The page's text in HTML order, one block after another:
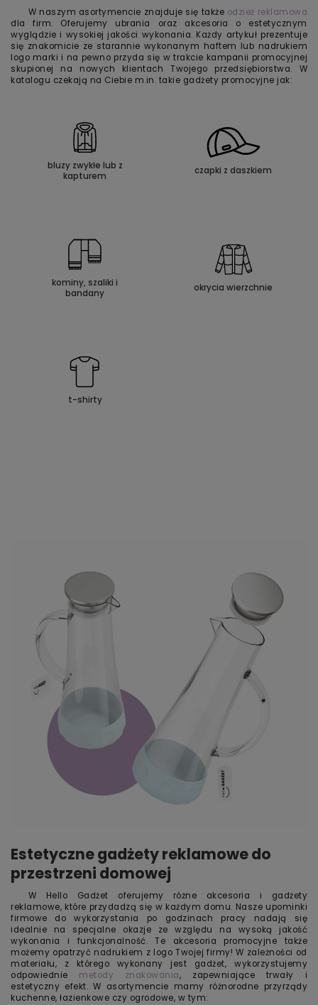
W naszym asortymencie znajduje się także odzież reklamowa
dla firm. Oferujemy ubrania oraz akcesoria o estetycznym
wyglądzie i wysokiej jakości wykonania. Każdy artykuł prezentuje
się znakomicie ze starannie wykonanym haftem lub nadrukiem
logo marki i na pewno przyda się w trakcie kampanii promocyjnej
skupionej na nowych klientach Twojego przedsiębiorstwa. W
katalogu czekają na Ciebie m.in. takie gadżety promocyjne jak:
bluzy zwykłe lub z
kapturem
czapki z daszkiem
kominy, szaliki i
bandany
okrycia wierzchnie
t-shirty
Estetyczne gadżety reklamowe do
przestrzeni domowej
W Hello Gadżet oferujemy różne akcesoria i gadżety
reklamowe, które przydadzą się w każdym domu. Nasze upominki
firmowe do wykorzystania po godzinach pracy nadają się
idealnie na specjalne okazje ze względu na wysoką jakość
wykonania i funkcjonalność. Te akcesoria promocyjne także
możemy opatrzyć nadrukiem z logo Twojej firmy! W zależności od
materiału, z którego wykonany jest gadżet, wykorzystujemy
odpowiednie metody znakowania, zapewniające trwały i
estetyczny efekt. W asortymencie mamy różnorodne przyrządy
kuchenne, łazienkowe czy ogrodowe, w tym: